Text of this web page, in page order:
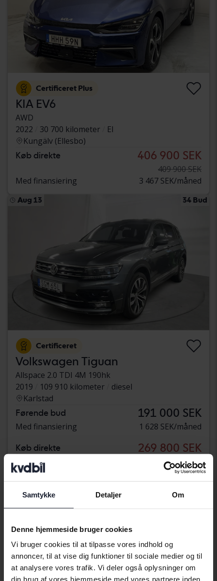
Samtykke Detaljer Om
Denne hjemmeside bruger cookies
Vi bruger cookies til at tilpasse vores indhold og
annoncer, til at vise dig funktioner til sociale medier og til
at analysere vores trafik. Vi deler også oplysninger om
din brug af vores hjemmeside med vores partnere inden
Certificeret Plus
KIA EV6
AWD
2022
30 700 kilometer
El
Kungälv (Ellesbo)
Køb direkte 406 900 SEK
409 900 SEK
Med finansiering
3 467 SEK/måned
Aug 13 34 Bud
Certificeret
Volkswagen Tiguan
Allspace 2.0 TDI 4M 190hk
2019
109 910 kilometer
diesel
Karlstad
Førende bud 191 000 SEK
Med finansiering 1 628 SEK/måned
Køb direkte 269 800 SEK
276 800 SEK
Med finansiering
2 299 SEK/måned
Nedsat pris